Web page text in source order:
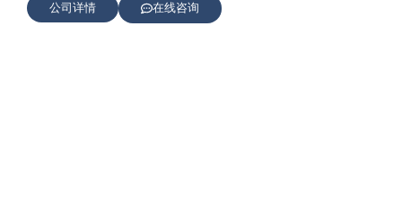
公司详情 在线咨询